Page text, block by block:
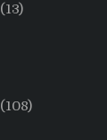
(13)
(108)